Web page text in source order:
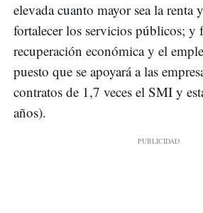
elevada cuanto mayor sea la renta
fortalecer los servicios públicos; y
recuperación económica y el
puesto que se apoyará a las
contratos de 1,7 veces el SMI y
años).